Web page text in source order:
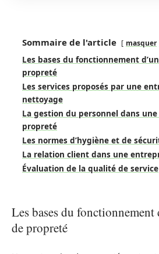
Sommaire de l'article masquer
Les bases du fonctionnement
propreté
Les services proposés par une
nettoyage
La gestion du personnel dans
propreté
Les normes d’hygiène et de
La relation client dans une
Évaluation de la qualité de service
Les bases du fonctionnement
de propreté